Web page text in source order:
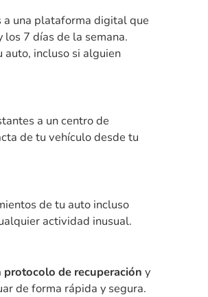
a una plataforma digital que
7 días de la semana.
auto, incluso si alguien
a un centro de
de tu vehículo desde tu
de tu auto incluso
actividad inusual.
protocolo de recuperación y
de forma rápida y segura.